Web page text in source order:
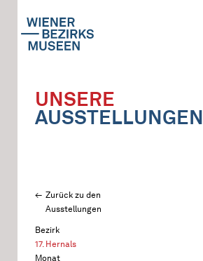
UNSERE
AUSSTELLUNGEN
Zurück zu den
Ausstellungen
Bezirk
17. Hernals
Monat